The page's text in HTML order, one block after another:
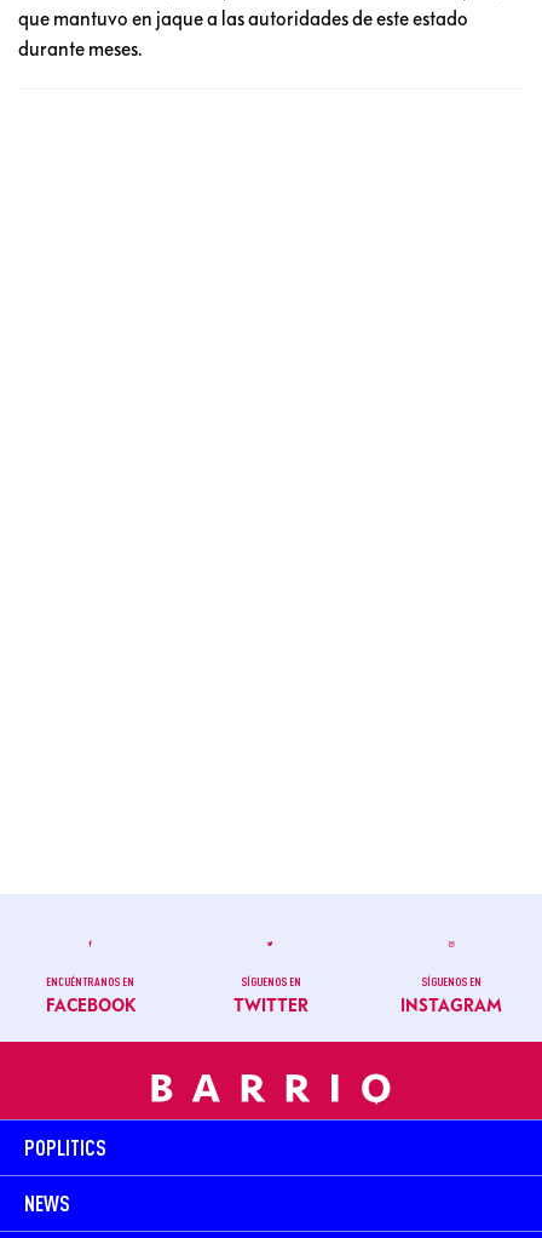
que mantuvo en jaque a las autoridades de este estado
durante meses.
ENCUÉNTRANOS EN
FACEBOOK
SÍGUENOS EN
TWITTER
SÍGUENOS EN
INSTAGRAM
POPLITICS
NEWS